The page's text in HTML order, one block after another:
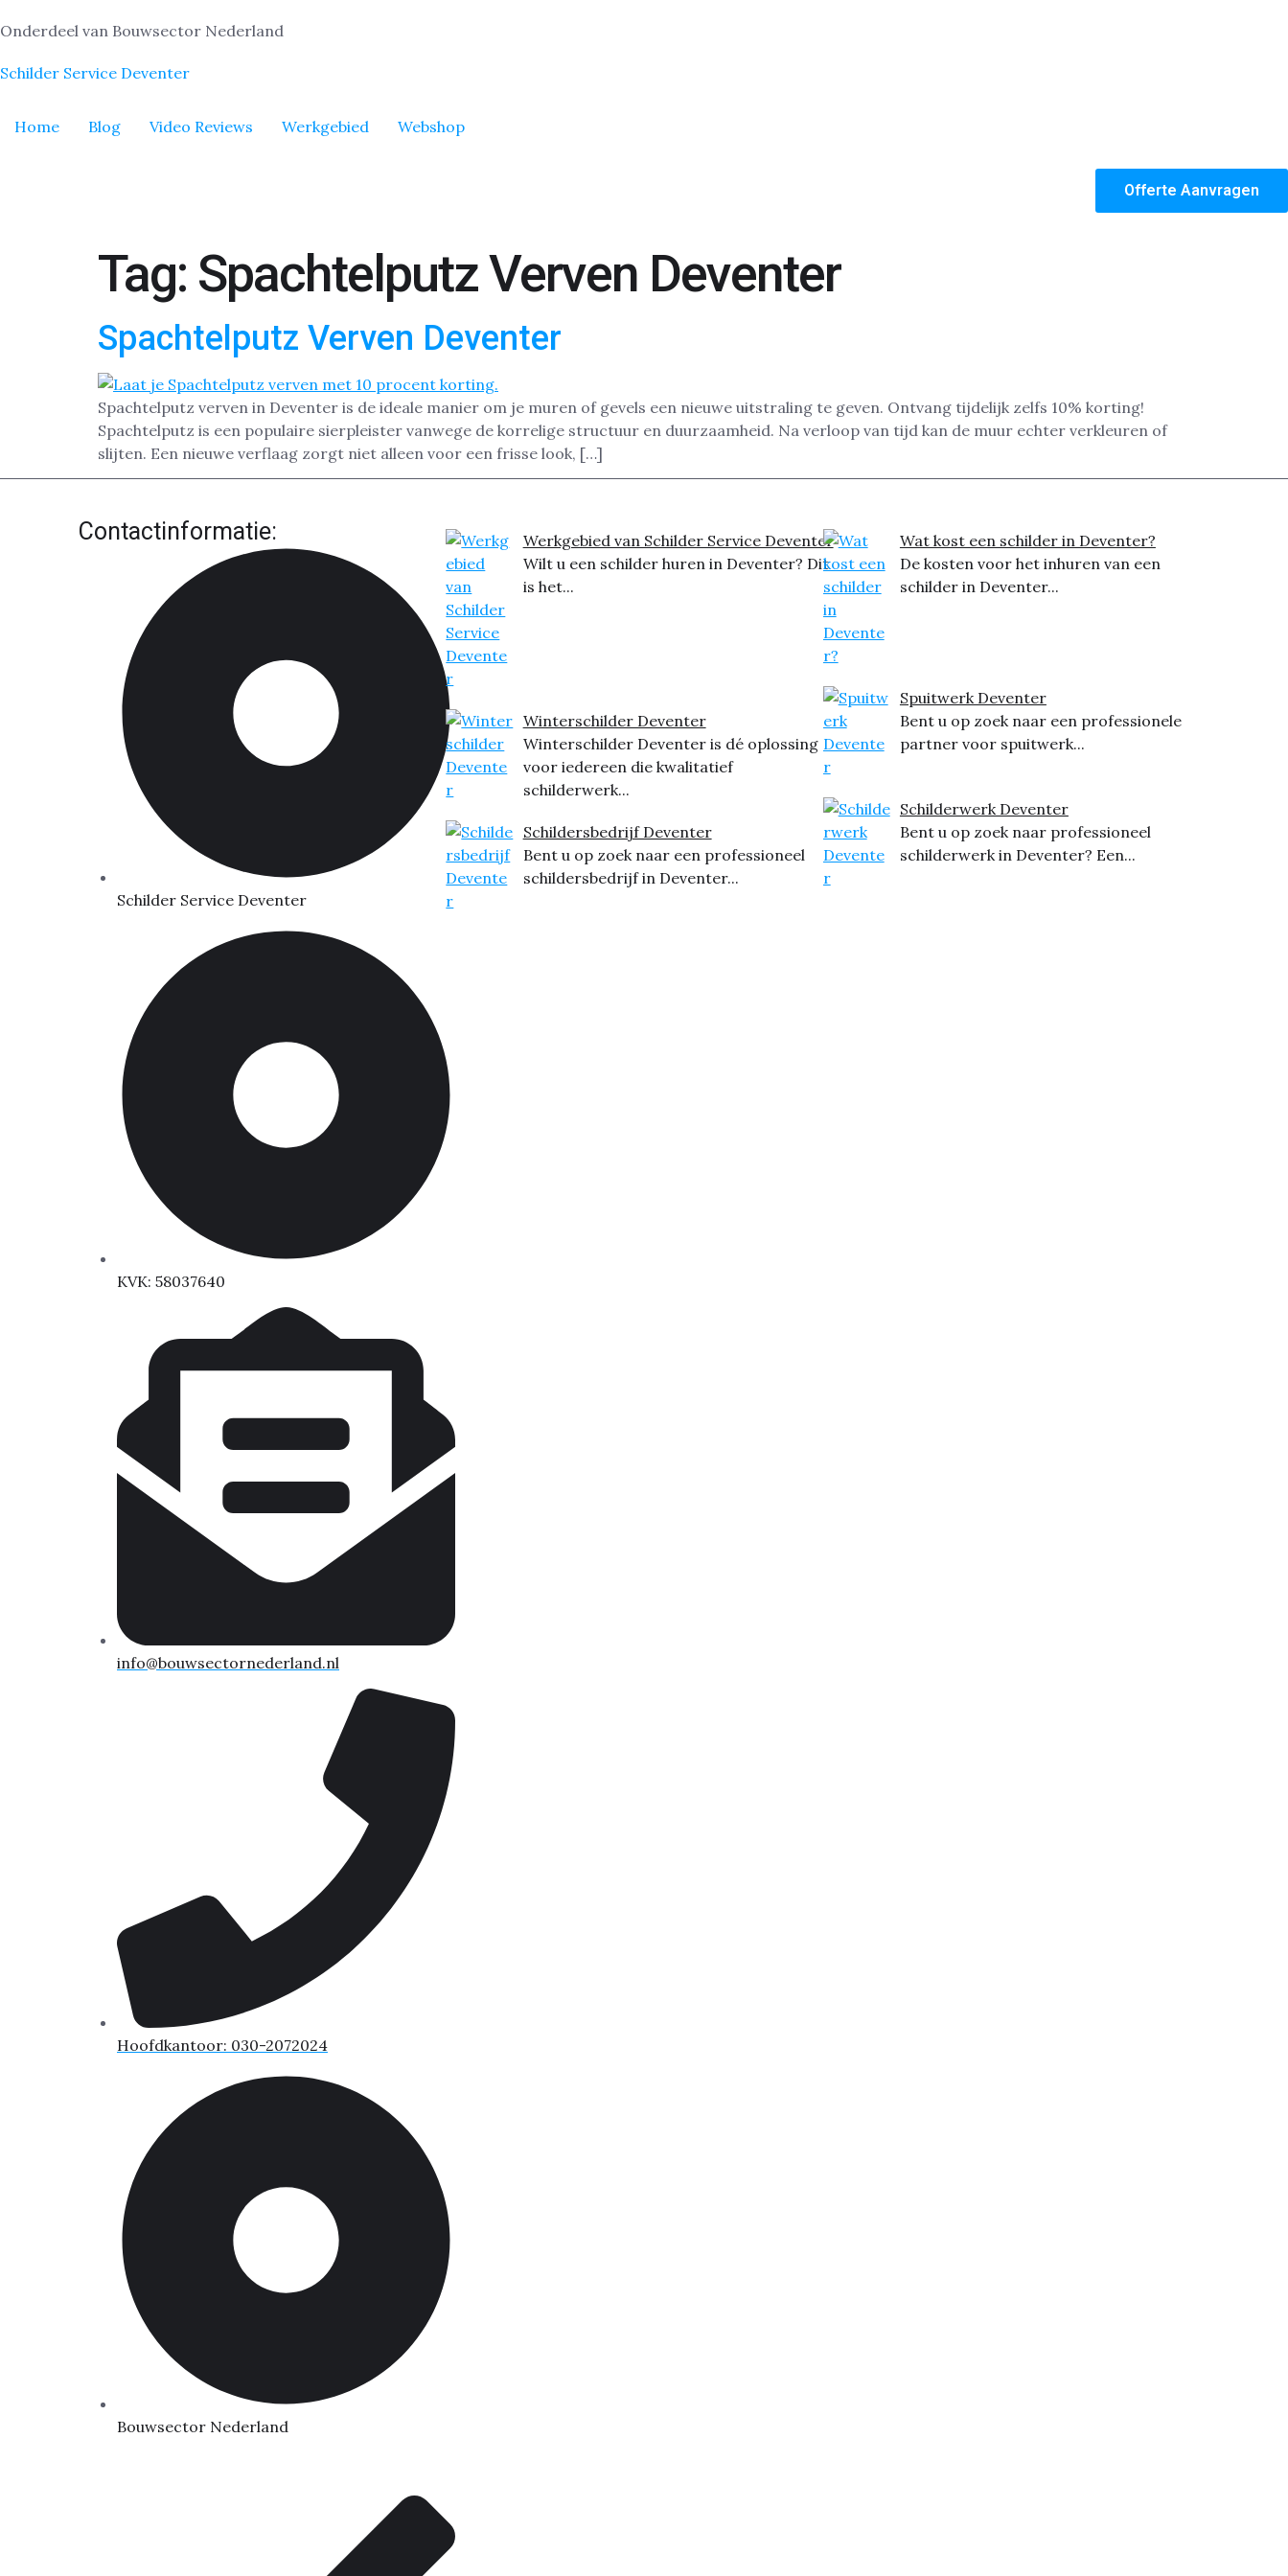
Onderdeel van Bouwsector Nederland
Schilder Service Deventer
Home Blog Video Reviews Werkgebied Webshop
Offerte Aanvragen
Tag: Spachtelputz Verven Deventer
Spachtelputz Verven Deventer
Spachtelputz verven in Deventer is de ideale manier om je muren of gevels een nieuwe uitstraling te geven. Ontvang tijdelijk zelfs 10% korting!
Spachtelputz is een populaire sierpleister vanwege de korrelige structuur en duurzaamheid. Na verloop van tijd kan de muur echter verkleuren of
slijten. Een nieuwe verflaag zorgt niet alleen voor een frisse look, […]
Contactinformatie:
Schilder Service Deventer
KVK: 58037640
info@bouwsectornederland.nl
Hoofdkantoor: 030-2072024
Bouwsector Nederland
Werkgebied van Schilder Service Deventer
Wilt u een schilder huren in Deventer? Dit
is het...
Winterschilder Deventer
Winterschilder Deventer is dé oplossing
voor iedereen die kwalitatief
schilderwerk...
Schildersbedrijf Deventer
Bent u op zoek naar een professioneel
schildersbedrijf in Deventer...
Wat kost een schilder in Deventer?
De kosten voor het inhuren van een
schilder in Deventer...
Spuitwerk Deventer
Bent u op zoek naar een professionele
partner voor spuitwerk...
Schilderwerk Deventer
Bent u op zoek naar professioneel
schilderwerk in Deventer? Een...